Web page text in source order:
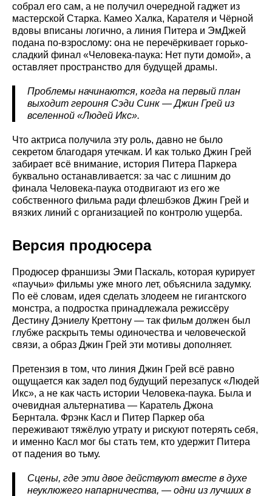
собрал его сам, а не получил очередной гаджет из
мастерской Старка. Камео Халка, Карателя и Чёрной
вдовы вписаны логично, а линия Питера и ЭмДжей
подана по-взрослому: она не перечёркивает горько-
сладкий финал «Человека-паука: Нет пути домой», а
оставляет пространство для будущей драмы.
Проблемы начинаются, когда на первый план
выходит героиня Сэди Синк — Джин Грей из
вселенной «Людей Икс».
Что актриса получила эту роль, давно не было
секретом благодаря утечкам. И как только Джин Грей
забирает всё внимание, история Питера Паркера
буквально останавливается: за час с лишним до
финала Человека-паука отодвигают из его же
собственного фильма ради флешбэков Джин Грей и
вязких линий с организацией по контролю ущерба.
Версия продюсера
Продюсер франшизы Эми Паскаль, которая курирует
«паучьи» фильмы уже много лет, объяснила задумку.
По её словам, идея сделать злодеем не гигантского
монстра, а подростка принадлежала режиссёру
Дестину Дэниелу Креттону — так фильм должен был
глубже раскрыть темы одиночества и человеческой
связи, а образ Джин Грей эти мотивы дополняет.
Претензия в том, что линия Джин Грей всё равно
ощущается как задел под будущий перезапуск «Людей
Икс», а не как часть истории Человека-паука. Была и
очевидная альтернатива — Каратель Джона
Бернтала. Фрэнк Касл и Питер Паркер оба
переживают тяжёлую утрату и рискуют потерять себя,
и именно Касл мог бы стать тем, кто удержит Питера
от падения во тьму.
Сцены, где эти двое действуют вместе в духе
неуклюжего напарничества, — одни из лучших в